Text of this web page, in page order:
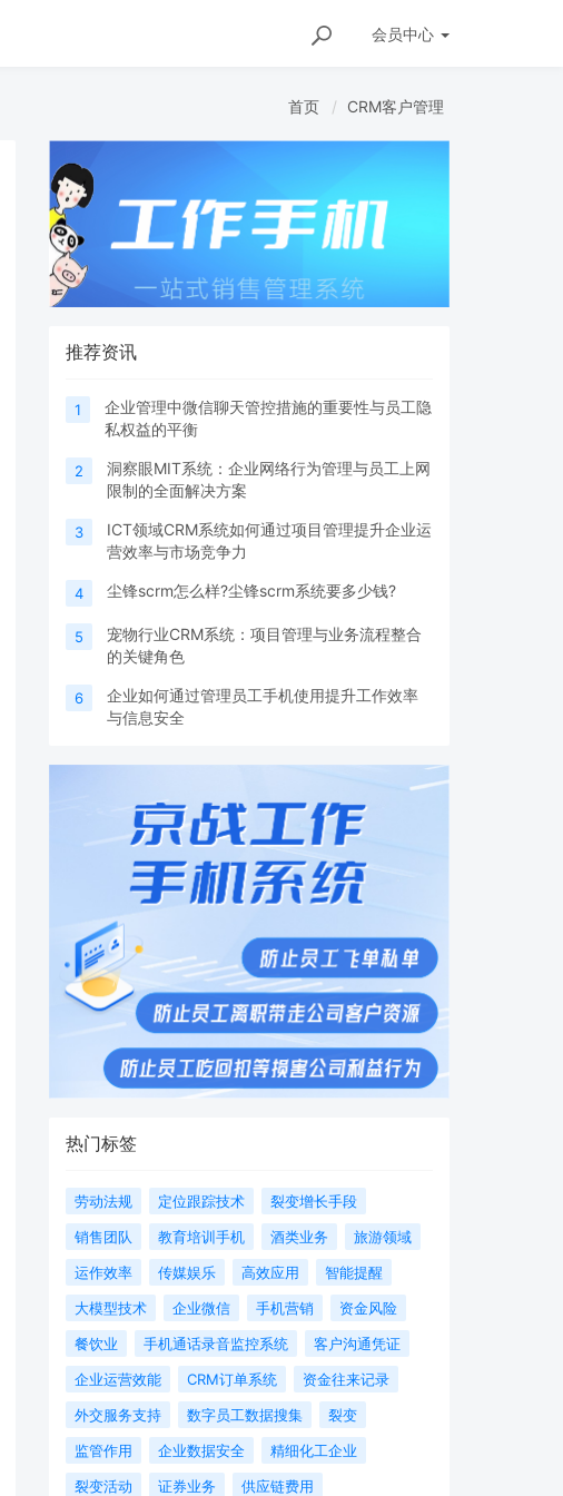
会员中心
首页 CRM客户管理
推荐资讯
1
企业管理中微信聊天管控措施的重要性与员工隐
私权益的平衡
2
洞察眼MIT系统：企业网络行为管理与员工上网
限制的全面解决方案
3
ICT领域CRM系统如何通过项目管理提升企业运
营效率与市场竞争力
4 尘锋scrm怎么样?尘锋scrm系统要多少钱?
5
宠物行业CRM系统：项目管理与业务流程整合
的关键角色
6
企业如何通过管理员工手机使用提升工作效率
与信息安全
热门标签
劳动法规 定位跟踪技术
裂变增长手段
销售团队
教育培训手机 酒类业务
旅游领域
运作效率
传媒娱乐 高效应用
智能提醒
大模型技术
企业微信 手机营销
资金风险
餐饮业
手机通话录音监控系统
客户沟通凭证
企业运营效能
CRM订单系统
资金往来记录
外交服务支持
数字员工数据搜集
裂变
监管作用
企业数据安全
精细化工企业
裂变活动
证券业务 供应链费用